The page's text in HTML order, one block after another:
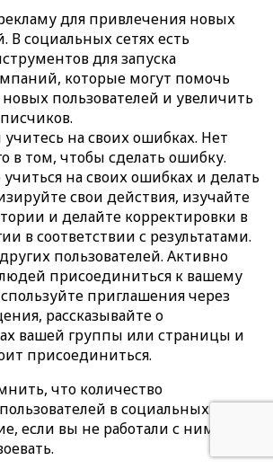
для привлечения новых
В социальных сетях есть
для запуска
которые могут помочь
пользователей и увеличить
на своих ошибках. Нет
в том, чтобы сделать ошибку.
на своих ошибках и делать
свои действия, изучайте
и делайте корректировки в
в соответствии с результатами.
пользователей. Активно
присоединиться к вашему
приглашения через
рассказывайте о
вашей группы или страницы и
присоединиться.
что количество
в социальных сетях
если вы не работали с ними и не